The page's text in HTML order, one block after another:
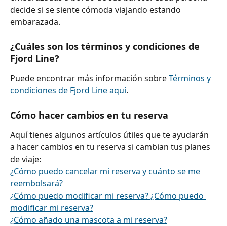
decide si se siente cómoda viajando estando
embarazada.
¿Cuáles son los términos y condiciones de
Fjord Line?
Puede encontrar más información sobre Términos y
condiciones de Fjord Line aquí.
Cómo hacer cambios en tu reserva
Aquí tienes algunos artículos útiles que te ayudarán
a hacer cambios en tu reserva si cambian tus planes
de viaje:
¿Cómo puedo cancelar mi reserva y cuánto se me
reembolsará?
¿Cómo puedo modificar mi reserva? ¿Cómo puedo
modificar mi reserva?
¿Cómo añado una mascota a mi reserva?